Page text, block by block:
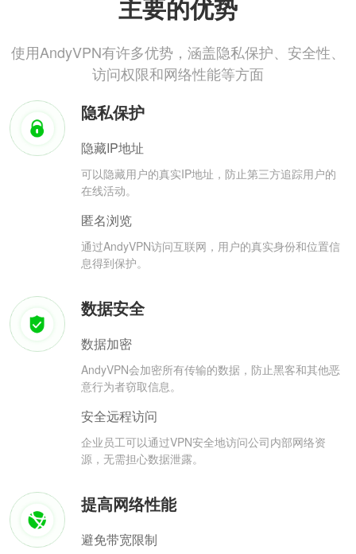
主要的优势
使用AndyVPN有许多优势，涵盖隐私保护、安全性、
访问权限和网络性能等方面
隐私保护
隐藏IP地址
可以隐藏用户的真实IP地址，防止第三方追踪用户的
在线活动。
匿名浏览
通过AndyVPN访问互联网，用户的真实身份和位置信
息得到保护。
数据安全
数据加密
AndyVPN会加密所有传输的数据，防止黑客和其他恶
意行为者窃取信息。
安全远程访问
企业员工可以通过VPN安全地访问公司内部网络资
源，无需担心数据泄露。
提高网络性能
避免带宽限制